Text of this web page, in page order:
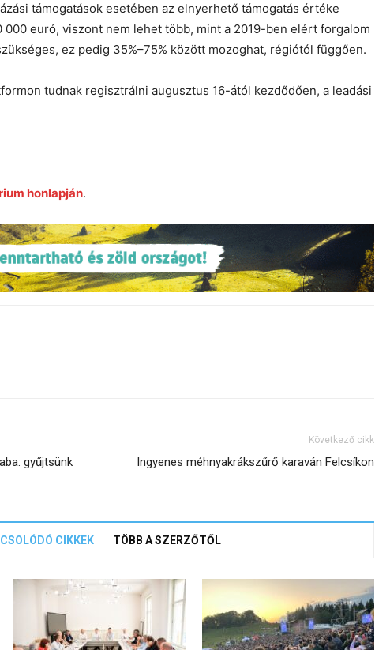
támogatások esetében az elnyerhető támogatás értéke
000 euró, viszont nem lehet több, mint a 2019-ben elért forgalom
ez pedig 35%–75% között mozoghat, régiótól függően.
tudnak regisztrálni augusztus 16-ától kezdődően, a leadási
honlapján.
gyűjtsünk
Következő cikk
Ingyenes méhnyakrákszűrő karaván Felcsíkon
CIKKEK TÖBB A SZERZŐTŐL